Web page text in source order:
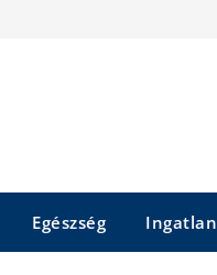
Egészség Ingatlan